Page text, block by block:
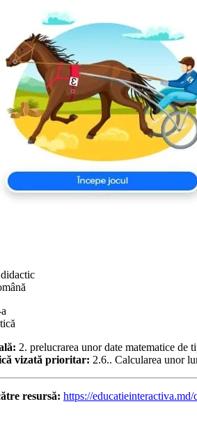
2. prelucrarea unor date matematice
vizată prioritar: 2.6.. Calcularea unor
resursă: https://educatieinteractiva.md/